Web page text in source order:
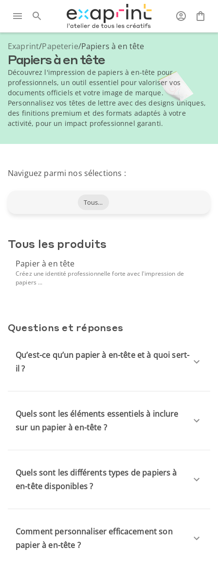
Exaprint/Papeterie/Papiers à en tête
Papiers à en tête
Découvrez l'impression de papiers à en-tête pour
professionnels, un outil essentiel pour valoriser vos
documents officiels et votre image de marque.
Personnalisez vos têtes de lettre avec des designs uniques,
des finitions premium et des formats adaptés à votre
activité, pour un impact professionnel garanti.
Naviguez parmi nos sélections :
Tous les produits
Tous les produits
Papier à en tête
Créez une identité professionnelle forte avec l'impression de
papiers ...
Questions et réponses
Qu’est-ce qu’un papier à en-tête et à quoi sert-
il ?
Quels sont les éléments essentiels à inclure
sur un papier à en-tête ?
Quels sont les différents types de papiers à
en-tête disponibles ?
Comment personnaliser efficacement son
papier à en-tête ?